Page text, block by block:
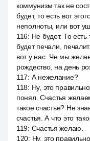
коммунизм так не
будет, то есть вот
неполноты, или вот
116: Не будет. То
будет печали,
вот у нас. Че мы
рождество, на день
117: А нежелание?
118: Ну, это
понял. Счастья
такое счастье? Не
счастья. А что это
119: Счастья желаю.
120: Ну, это